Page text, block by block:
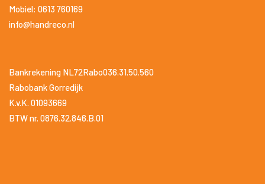
Mobiel: 0613 760169
info@handreco.nl
Bankrekening NL72Rabo036.31.50.560
Rabobank Gorredijk
K.v.K. 01093669
BTW nr. 0876.32.846.B.01